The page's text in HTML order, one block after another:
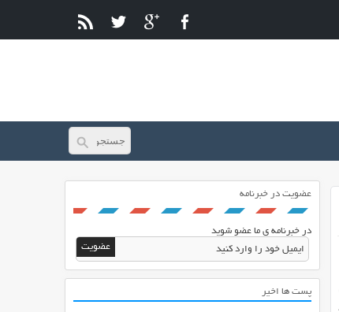
عضویت در خبرنامه
در خبرنامه ی ما عضو شوید
پست ها اخیر